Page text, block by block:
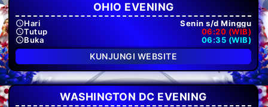
OHIO EVENING
Hari
Senin s/d Minggu
Tutup
06:20 (WIB)
Buka
06:35 (WIB)
KUNJUNGI WEBSITE
WASHINGTON DC EVENING